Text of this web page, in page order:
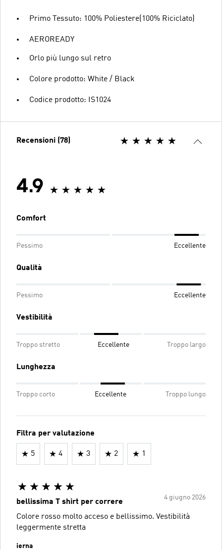
Primo Tessuto: 100% Poliestere(100% Riciclato)
AEROREADY
Orlo più lungo sul retro
Colore prodotto: White / Black
Codice prodotto: IS1024
Recensioni (78)
4.9
Comfort
Pessimo Eccellente
Qualità
Pessimo Eccellente
Vestibilità
Troppo stretto Eccellente Troppo largo
Lunghezza
Troppo corto Eccellente Troppo lungo
Filtra per valutazione
5 4 3 2 1
4 giugno 2026
bellissima T shirt per correre
Colore rosso molto acceso e bellissimo. Vestibilità
leggermente stretta
ierna